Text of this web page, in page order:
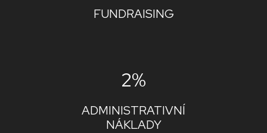
FUNDRAISING
2%
ADMINISTRATIVNÍ
NÁKLADY